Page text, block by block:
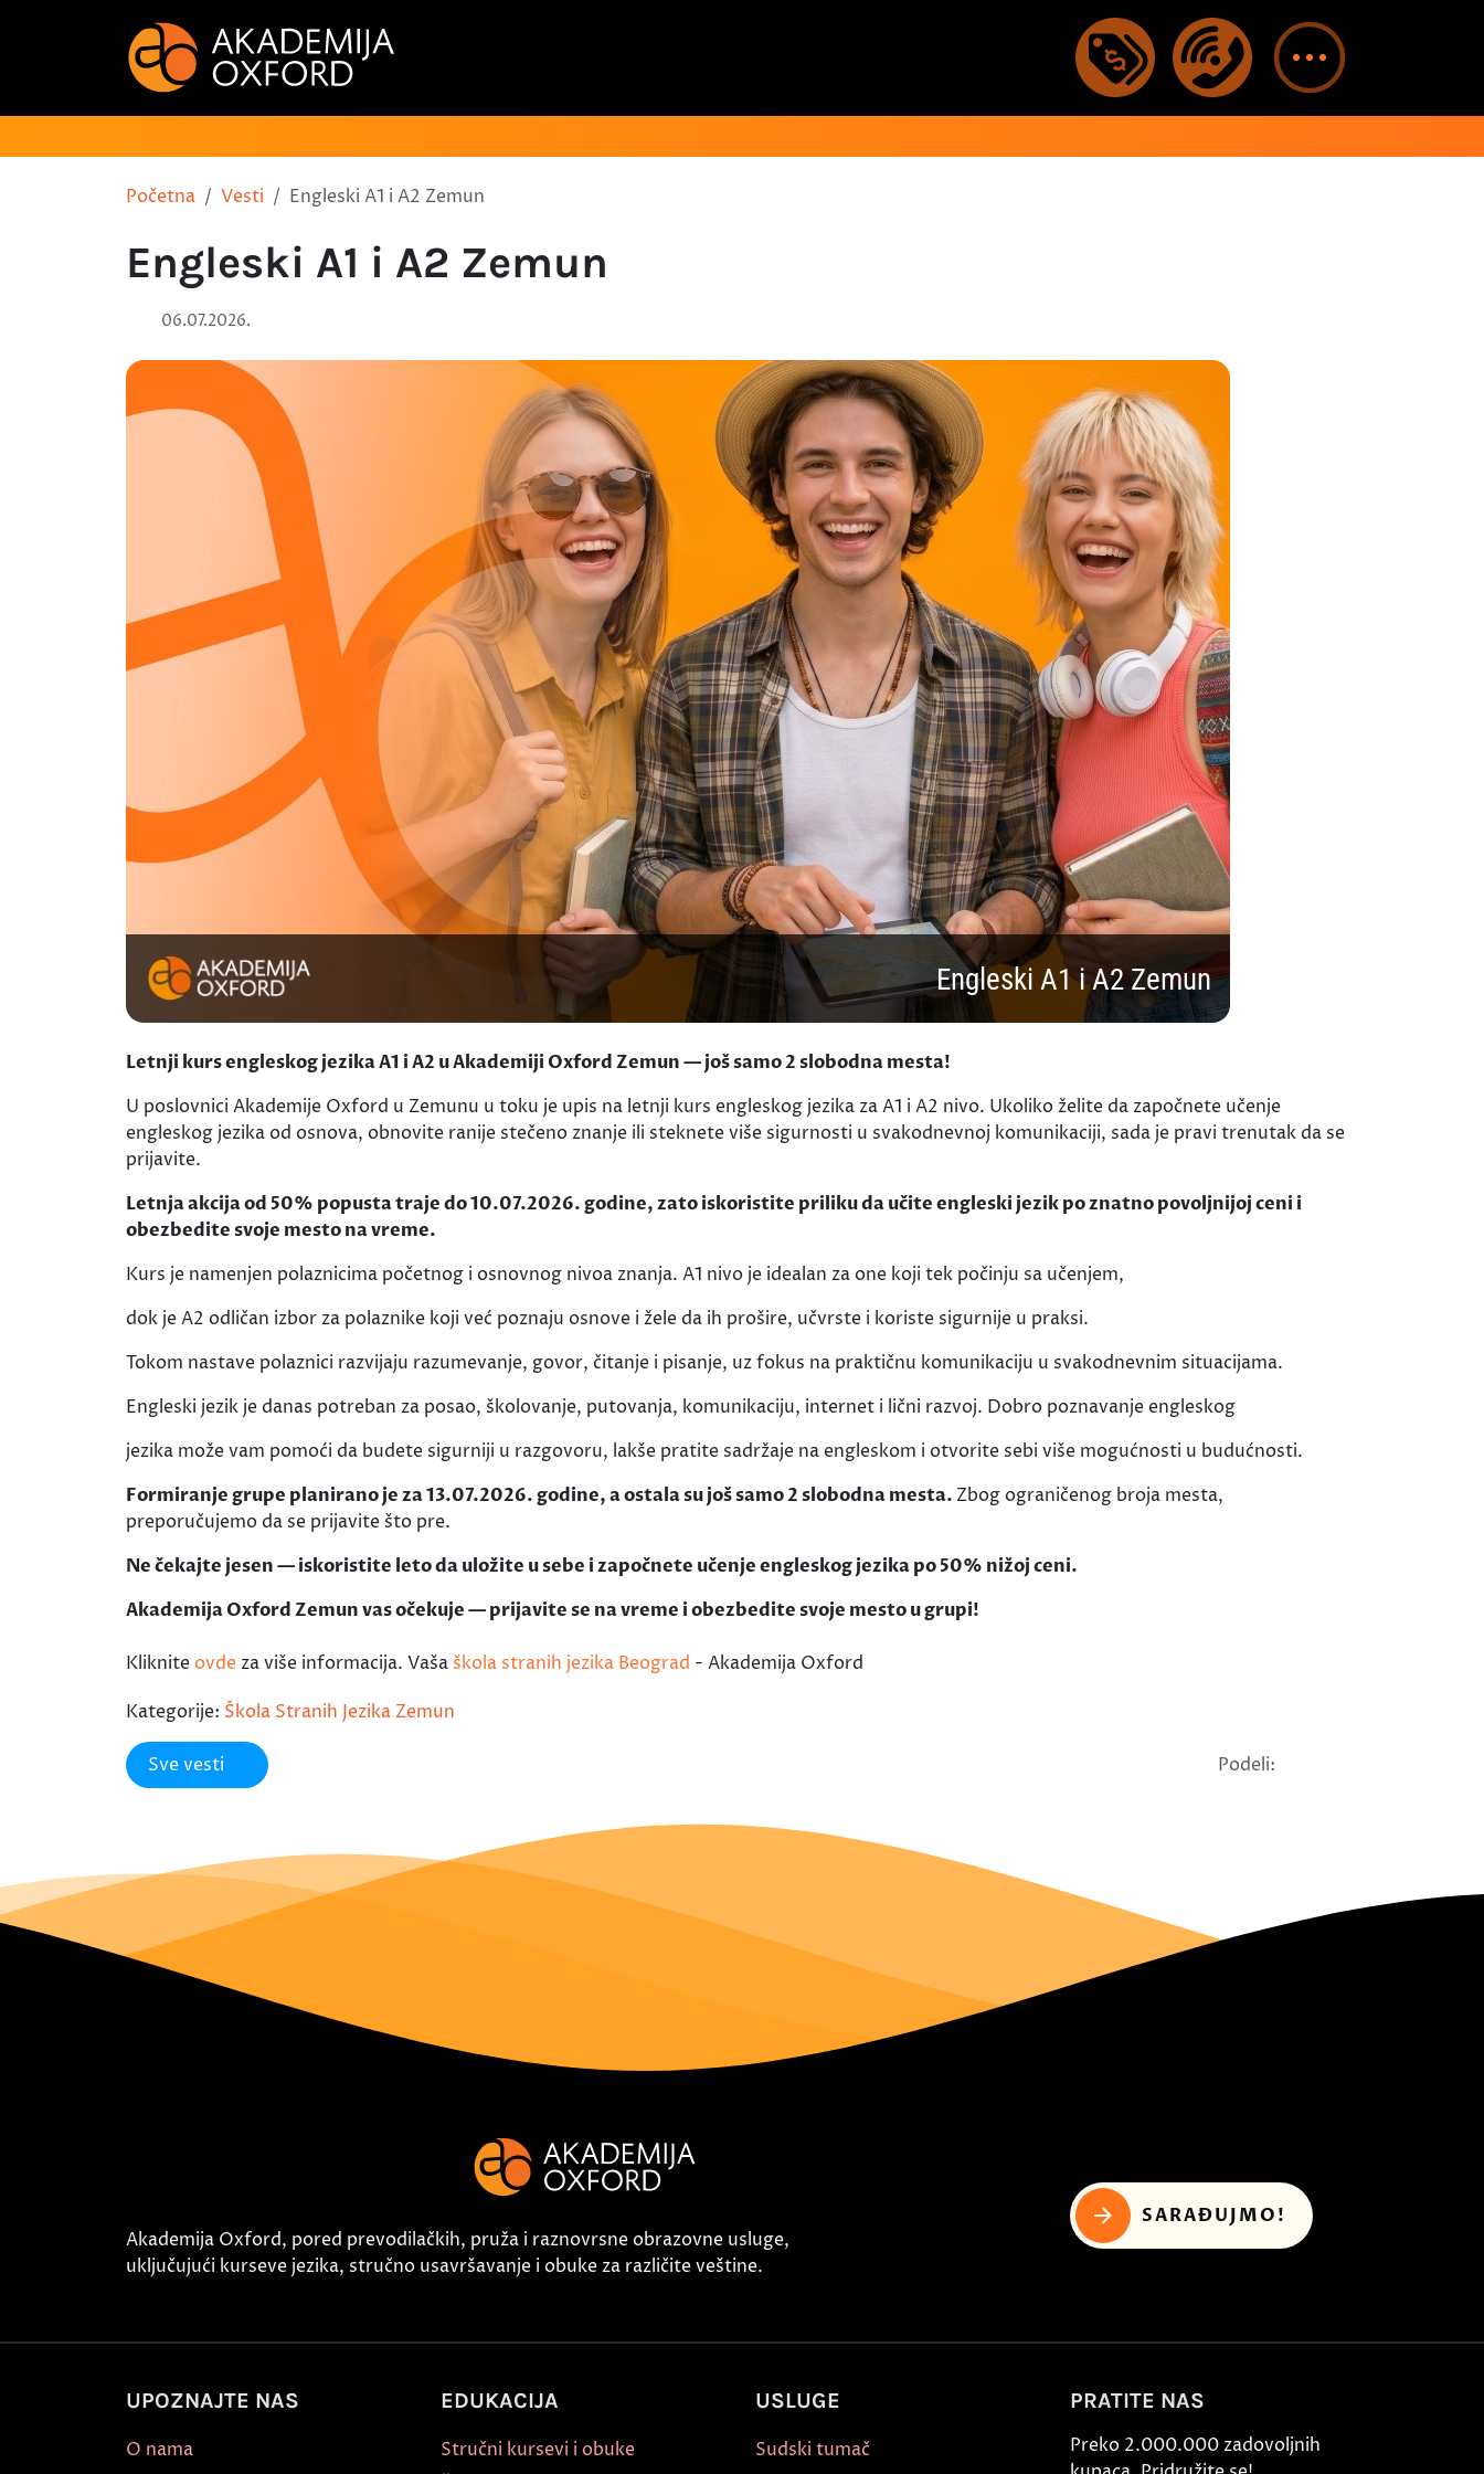
Početna Vesti Engleski A1 i A2 Zemun
Engleski A1 i A2 Zemun
06.07.2026.
Letnji kurs engleskog jezika A1 i A2 u Akademiji Oxford Zemun — još samo 2 slobodna mesta!
U poslovnici Akademije Oxford u Zemunu u toku je upis na letnji kurs engleskog jezika za A1 i A2 nivo. Ukoliko želite da započnete učenje
engleskog jezika od osnova, obnovite ranije stečeno znanje ili steknete više sigurnosti u svakodnevnoj komunikaciji, sada je pravi trenutak da se
prijavite.
Letnja akcija od 50% popusta traje do 10.07.2026. godine, zato iskoristite priliku da učite engleski jezik po znatno povoljnijoj ceni i
obezbedite svoje mesto na vreme.
Kurs je namenjen polaznicima početnog i osnovnog nivoa znanja. A1 nivo je idealan za one koji tek počinju sa učenjem,
dok je A2 odličan izbor za polaznike koji već poznaju osnove i žele da ih prošire, učvrste i koriste sigurnije u praksi.
Tokom nastave polaznici razvijaju razumevanje, govor, čitanje i pisanje, uz fokus na praktičnu komunikaciju u svakodnevnim situacijama.
Engleski jezik je danas potreban za posao, školovanje, putovanja, komunikaciju, internet i lični razvoj. Dobro poznavanje engleskog
jezika može vam pomoći da budete sigurniji u razgovoru, lakše pratite sadržaje na engleskom i otvorite sebi više mogućnosti u budućnosti.
Formiranje grupe planirano je za 13.07.2026. godine, a ostala su još samo 2 slobodna mesta. Zbog ograničenog broja mesta,
preporučujemo da se prijavite što pre.
Ne čekajte jesen — iskoristite leto da uložite u sebe i započnete učenje engleskog jezika po 50% nižoj ceni.
Akademija Oxford Zemun vas očekuje — prijavite se na vreme i obezbedite svoje mesto u grupi!
Kliknite ovde za više informacija. Vaša škola stranih jezika Beograd - Akademija Oxford
Kategorije: Škola Stranih Jezika Zemun
Sve vesti Podeli:
Akademija Oxford, pored prevodilačkih, pruža i raznovrsne obrazovne usluge,
uključujući kurseve jezika, stručno usavršavanje i obuke za različite veštine.
SARAĐUJMO!
UPOZNAJTE NAS
O nama
EDUKACIJA
Stručni kursevi i obuke
USLUGE
Sudski tumač
PRATITE NAS
Preko 2.000.000 zadovoljnih